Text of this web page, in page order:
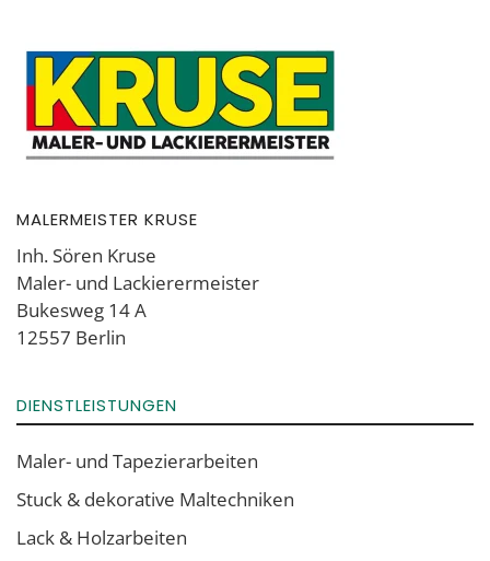
MALERMEISTER KRUSE
Inh. Sören Kruse
Maler- und Lackierermeister
Bukesweg 14 A
12557 Berlin
DIENSTLEISTUNGEN
Maler- und Tapezierarbeiten
Stuck & dekorative Maltechniken
Lack & Holzarbeiten